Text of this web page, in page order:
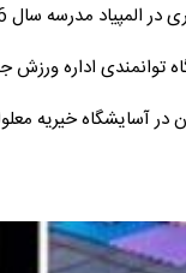
المپیاد مدرسه سال 96
اداره ورزش
آسایشگاه خیریه